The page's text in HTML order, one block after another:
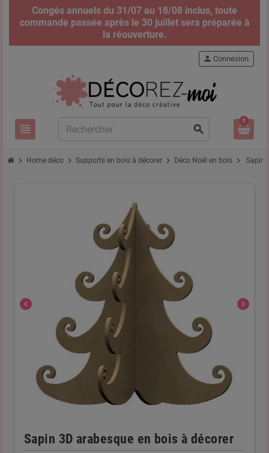
Congés annuels du 31/07 au 18/08 inclus, toute
commande passée après le 30 juillet sera préparée à
la réouverture.
view_headline search
person Connexion
0
chevron_right Home déco chevron_right Supports en bois à décorer chevron_right Déco Noël en bois chevron_right Sapin
chevron_left chevron_right
Sapin 3D arabesque en bois à décorer